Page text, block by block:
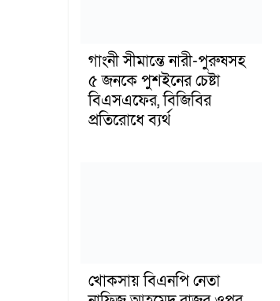
গাংনী সীমান্তে নারী-পুরুষসহ
৫ জনকে পুশইনের চেষ্টা
বিএসএফের, বিজিবির
প্রতিরোধে ব্যর্থ
খোকসায় বিএনপি নেতা